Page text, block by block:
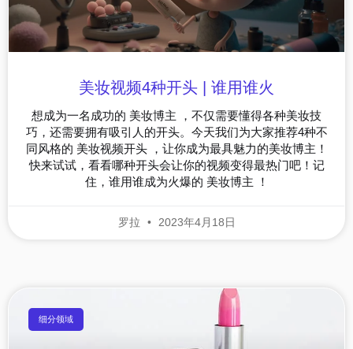
美妆视频4种开头 | 谁用谁火
想成为一名成功的 美妆博主 ，不仅需要懂得各种美妆技
巧，还需要拥有吸引人的开头。今天我们为大家推荐4种不
同风格的 美妆视频开头 ，让你成为最具魅力的美妆博主！
快来试试，看看哪种开头会让你的视频变得最热门吧！记
住，谁用谁成为火爆的 美妆博主 ！
罗拉 2023年4月18日
细分领域